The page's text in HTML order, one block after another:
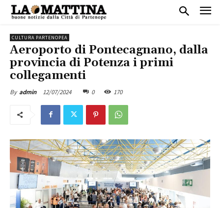
CULTURA PARTENOPEA
Aeroporto di Pontecagnano, dalla
provincia di Potenza i primi
collegamenti
By admin 12/07/2024 0 170